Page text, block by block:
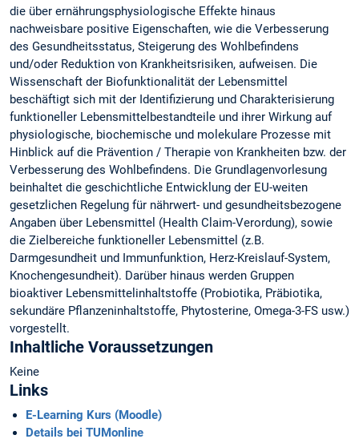
die über ernährungsphysiologische Effekte hinaus
nachweisbare positive Eigenschaften, wie die Verbesserung
des Gesundheitsstatus, Steigerung des Wohlbefindens
und/oder Reduktion von Krankheitsrisiken, aufweisen. Die
Wissenschaft der Biofunktionalität der Lebensmittel
beschäftigt sich mit der Identifizierung und Charakterisierung
funktioneller Lebensmittelbestandteile und ihrer Wirkung auf
physiologische, biochemische und molekulare Prozesse mit
Hinblick auf die Prävention / Therapie von Krankheiten bzw. der
Verbesserung des Wohlbefindens. Die Grundlagenvorlesung
beinhaltet die geschichtliche Entwicklung der EU-weiten
gesetzlichen Regelung für nährwert- und gesundheitsbezogene
Angaben über Lebensmittel (Health Claim-Verordung), sowie
die Zielbereiche funktioneller Lebensmittel (z.B.
Darmgesundheit und Immunfunktion, Herz-Kreislauf-System,
Knochengesundheit). Darüber hinaus werden Gruppen
bioaktiver Lebensmittelinhaltstoffe (Probiotika, Präbiotika,
sekundäre Pflanzeninhaltstoffe, Phytosterine, Omega-3-FS usw.)
vorgestellt.
Inhaltliche Voraussetzungen
Keine
Links
E-Learning Kurs (Moodle)
Details bei TUMonline